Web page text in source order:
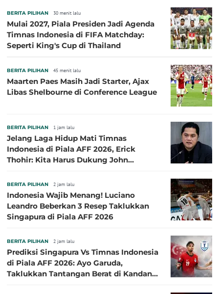
BERITA PILIHAN 30 menit lalu
Mulai 2027, Piala Presiden Jadi Agenda
Timnas Indonesia di FIFA Matchday:
Seperti King's Cup di Thailand
BERITA PILIHAN 45 menit lalu
Maarten Paes Masih Jadi Starter, Ajax
Libas Shelbourne di Conference League
BERITA PILIHAN 1 jam lalu
Jelang Laga Hidup Mati Timnas
Indonesia di Piala AFF 2026, Erick
Thohir: Kita Harus Dukung John
BERITA PILIHAN 2 jam lalu
Indonesia Wajib Menang! Luciano
Leandro Beberkan 3 Resep Taklukkan
Singapura di Piala AFF 2026
BERITA PILIHAN 2 jam lalu
Prediksi Singapura Vs Timnas Indonesia
di Piala AFF 2026: Ayo Garuda,
Taklukkan Tantangan Berat di Kandang